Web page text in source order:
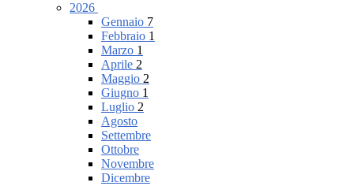
2026
Gennaio 7
Febbraio 1
Marzo 1
Aprile 2
Maggio 2
Giugno 1
Luglio 2
Agosto
Settembre
Ottobre
Novembre
Dicembre